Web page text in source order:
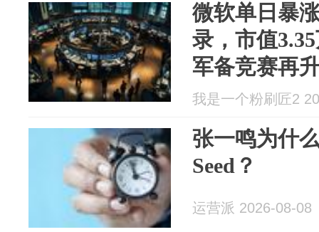
微软单日暴
录，市值
军备竞赛再
我是一个粉刷匠2
张一鸣为什
Seed？
运营派 2026-08-08